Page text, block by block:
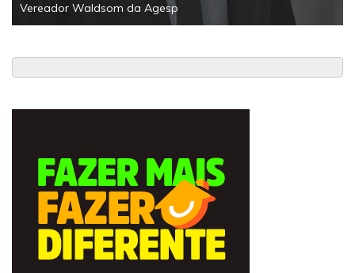
Vereador Waldsom da Agesp